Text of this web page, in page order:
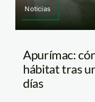
Noticias
Apurímac:
hábitat tras
días